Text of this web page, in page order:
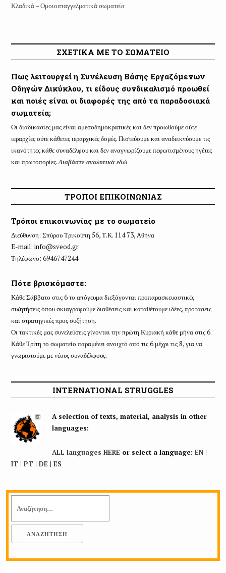
Κλαδικά – Ομοιοεπαγγελματικά σωματεία
ΣΧΕΤΙΚΑ ΜΕ ΤΟ ΣΩΜΑΤΕΙΟ
Πως λειτουργεί η Συνέλευση Βάσης Εργαζόμενων
Οδηγών Δικύκλου, τι είδους συνδικαλισμό προωθεί
και ποιές είναι οι διαφορές της από τα παραδοσιακά
σωματεία;
Οι διαδικασίες μας είναι αμεσοδημοκρατικές και δεν προωθούμε ούτε
ιεραρχίες ούτε κάθετες ιεραρχικές δομές. Πιστεύουμε και αναδεικνύουμε τις
ικανότητες κάθε συναδέλφου και δεν αναγνωρίζουμε πεφωτισμένους ηγέτες
και πρωτοπορίες.Διαβάστε αναλυτικά εδώ
ΤΡΟΠΟΙ ΕΠΙΚΟΙΝΩΝΙΑΣ
Τρόποι επικοινωνίας με το σωματείο
Διεύθυνση: Σπύρου Τρικούπη 56, Τ.Κ. 114 73, Aθήνα
E-mail: info@sveod.gr
Τηλέφωνο: 6946747244
Πότε βρισκόμαστε:
Κάθε Σάββατο στις 6 το απόγευμα διεξάγονται προπαρασκευαστικές
συζητήσεις όπου σκιαγραφούμε διαθέσεις και καταθέτουμε ιδέες, προτάσεις
και στρατηγικές προς συζήτηση.
Οι τακτικές μας συνελεύσεις γίνονται την πρώτη Κυριακή κάθε μήνα στις 6.
Κάθε Τρίτη το σωματείο παραμένει ανοιχτό από τις 6 μέχρι τις 8, για να
γνωριστούμε με νέους συναδέλφους.
INTERNATIONAL STRUGGLES
A selection of texts, material, analysis in other
languages:
ALL languages HEREor select a language: EN|
IT | PT | DE | ES